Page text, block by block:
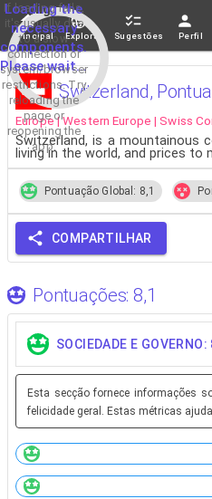
Loading the
necessary
components.
Please wait...
If loading fails,
it's usually due
to a slow
connection or
system/browser
restrictions. Try
reloading the
page or
reopening the
app.
Principal Explorar Sugestões Perfil
Switzerland,
Europe | Western Europe | Swiss
Switzerland, is a mountainous
living in the world, and prices to
Pontuação Global: 8,1
COMPARTILHAR
Pontuações: 8,1
SOCIEDADE E GOVERNO:
Esta secção fornece informações
felicidade geral. Estas métricas